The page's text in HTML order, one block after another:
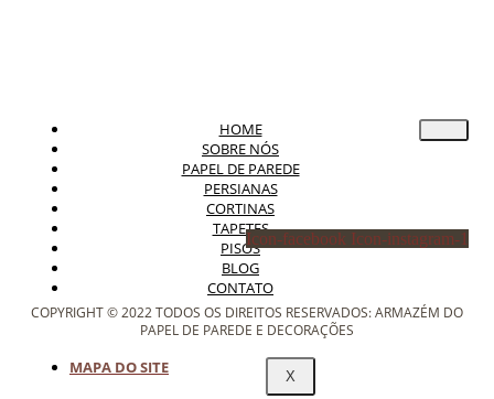
HOME
SOBRE NÓS
PAPEL DE PAREDE
PERSIANAS
CORTINAS
TAPETES
PISOS
BLOG
CONTATO
X
Icon-facebook Icon-instagram-1
COPYRIGHT © 2022 TODOS OS DIREITOS RESERVADOS: ARMAZÉM DO
PAPEL DE PAREDE E DECORAÇÕES
MAPA DO SITE